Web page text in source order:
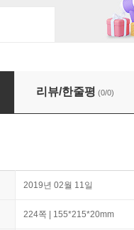
리뷰/한줄평 (0/0)
2019년 02월 11일
224쪽 | 155*215*20mm